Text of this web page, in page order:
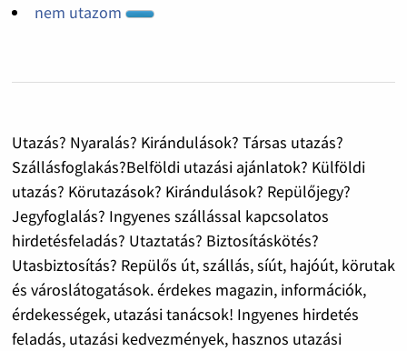
nem utazom
Utazás? Nyaralás? Kirándulások? Társas utazás?
Szállásfoglakás?Belföldi utazási ajánlatok? Külföldi
utazás? Körutazások? Kirándulások? Repülőjegy?
Jegyfoglalás? Ingyenes szállással kapcsolatos
hirdetésfeladás? Utaztatás? Biztosításkötés?
Utasbiztosítás? Repülős út, szállás, síút, hajóút, körutak
és városlátogatások. érdekes magazin, információk,
érdekességek, utazási tanácsok! Ingyenes hirdetés
feladás, utazási kedvezmények, hasznos utazási